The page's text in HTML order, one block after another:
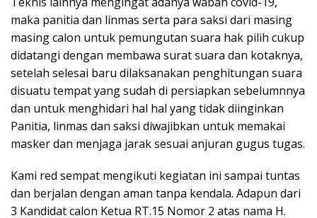
maka panitia dan linmas serta para saksi dari masing
masing calon untuk pemungutan suara hak pilih cukup
didatangi dengan membawa surat suara dan kotaknya,
setelah selesai baru dilaksanakan penghitungan suara
disuatu tempat yang sudah di persiapkan sebelumnnya
dan untuk menghidari hal hal yang tidak diinginkan
Panitia, linmas dan saksi diwajibkan untuk memakai
masker dan menjaga jarak sesuai anjuran gugus tugas.
Kami red sempat mengikuti kegiatan ini sampai tuntas
dan berjalan dengan aman tanpa kendala. Adapun dari
3 Kandidat calon Ketua RT.15 Nomor 2 atas nama H.